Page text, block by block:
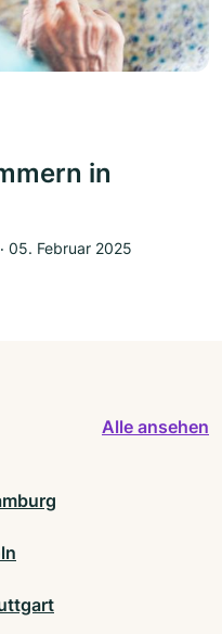
in
‧ 05. Februar 2025
Alle ansehen